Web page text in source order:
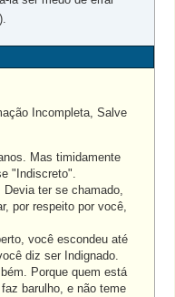
Incompleta, Salve
Mas timidamente
"Indiscreto".
ter se chamado,
por respeito por você,
você escondeu até
diz ser Indignado.
Porque quem está
barulho, e não teme